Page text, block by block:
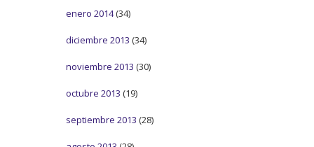
enero 2014(34)
diciembre 2013 (34)
noviembre 2013 (30)
octubre 2013 (19)
septiembre 2013 (28)